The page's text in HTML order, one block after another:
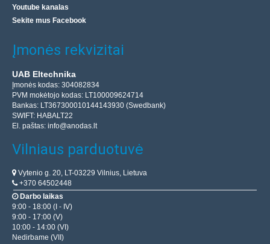
Youtube kanalas
Sekite mus Facebook
Įmonės rekvizitai
UAB Eltechnika
Įmonės kodas: 304082834
PVM mokėtojo kodas: LT100009624714
Bankas: LT367300010144143930 (Swedbank)
SWIFT: HABALT22
El. paštas: info@anodas.lt
Vilniaus parduotuvė
Vytenio g. 20, LT-03229 Vilnius, Lietuva
+370 64502448
Darbo laikas
9:00 - 18:00 (I - IV)
9:00 - 17:00 (V)
10:00 - 14:00 (VI)
Nedirbame (VII)